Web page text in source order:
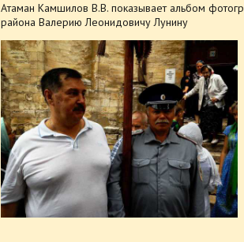
Атаман Камшилов В.В. показывает альбом
района Валерию Леонидовичу Лунину